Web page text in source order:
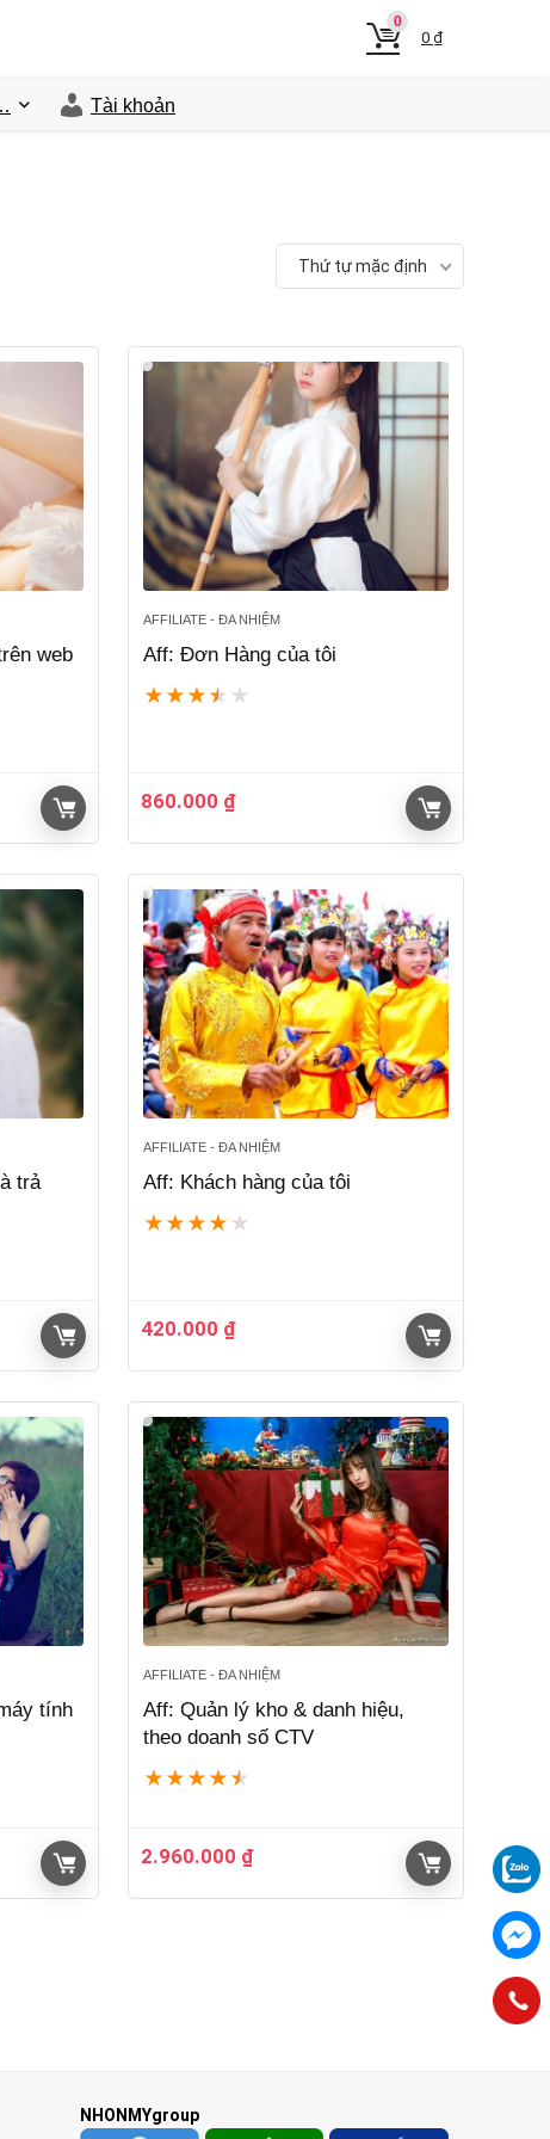
0
0 ₫
Tài khoản
Thứ tự mặc định
web
AFFILIATE - ĐA NHIỆM
Aff: Đơn Hàng của tôi
★ ★ ★ ★ ★
860.000 ₫
trả
AFFILIATE - ĐA NHIỆM
Aff: Khách hàng của tôi
★ ★ ★ ★ ★
420.000 ₫
tính
AFFILIATE - ĐA NHIỆM
Aff: Quản lý kho & danh hiệu,
theo doanh số CTV
★ ★ ★ ★ ★
2.960.000 ₫
NHONMYgroup